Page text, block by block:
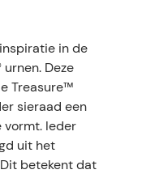
in de
Deze
Treasure™
sieraad een
vormt. Ieder
uit het
betekent dat